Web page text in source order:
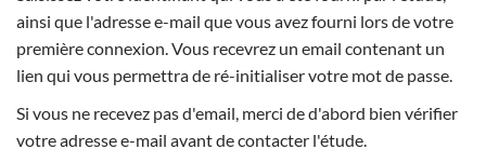
ainsi que l'adresse e-mail que vous avez fourni lors de votre
première connexion. Vous recevrez un email contenant un
lien qui vous permettra de ré-initialiser votre mot de passe.
Si vous ne recevez pas d'email, merci de d'abord bien vérifier
votre adresse e-mail avant de contacter l'étude.